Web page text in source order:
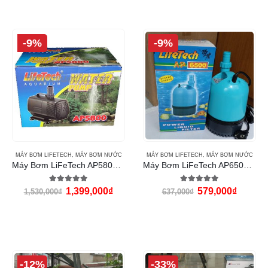
-9%
MÁY BƠM LIFETECH , MÁY BƠM NƯỚC
Máy Bơm LiFeTech AP5800 (360W)
5.00 out of 5
1,530,000₫ 1,399,000₫
-9%
MÁY BƠM LIFETECH , MÁY BƠM NƯỚC
Máy Bơm LiFeTech AP6500 (120W)
5.00 out of 5
637,000₫ 579,000₫
-12% -33%